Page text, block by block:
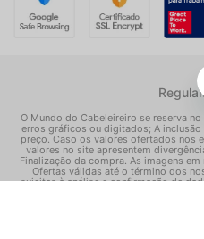
O Mundo do Cabeleireiro se reserva
erros gráficos ou digitados; A inclusão
preço. Caso os valores ofertados nos
valores no site apresentem
Finalização da compra. As imagens
Ofertas válidas até o término dos
sujeitas à análise e confirmação de